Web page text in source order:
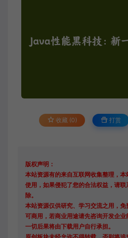
收藏 (0) 打赏
版权声明：
本站资源有的来自互联网收集整理，
使用，如果侵犯了您的合法权益，请联
除。
本站资源仅供研究、学习交流之用，
可商用，若商业用途请先咨询开发企
一切后果将由下载用户自行承担。